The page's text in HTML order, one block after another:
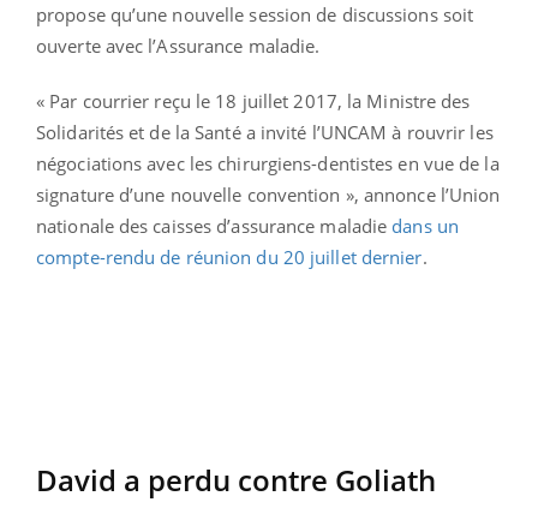
propose qu’une nouvelle session de discussions soit
ouverte avec l’Assurance maladie.
« Par courrier reçu le 18 juillet 2017, la Ministre des
Solidarités et de la Santé a invité l’UNCAM à rouvrir les
négociations avec les chirurgiens-dentistes en vue de la
signature d’une nouvelle convention », annonce l’Union
nationale des caisses d’assurance maladie dans un
compte-rendu de réunion du 20 juillet dernier.
David a perdu contre Goliath